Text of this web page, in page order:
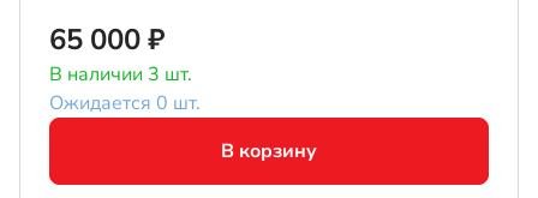
65 000 ₽
В наличии 3 шт.
Ожидается 0 шт.
В корзину